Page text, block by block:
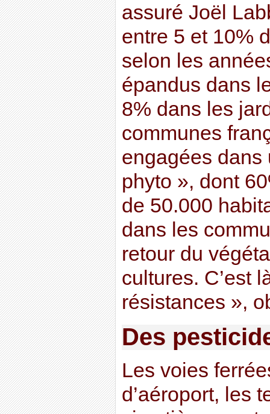
assuré Joël
entre 5 et 10%
selon les
épandus dans
8% dans les
communes
engagées dans
phyto », dont
de 50.000
dans les
retour du
cultures. C’est
résistances »,
Des
Les voies
d’aéroport, les